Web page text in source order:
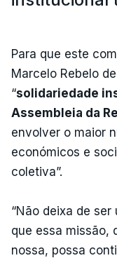
Para que este
Marcelo Rebelo
“solidariedade
Assembleia da
envolver o maior
económicos e
coletiva”.
“Não deixa de
que essa missão,
nossa, possa